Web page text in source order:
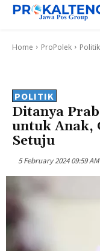
Home ProPolek Politik
POLITIK
Ditanya
untuk Anak,
Setuju
5 February 2024 09:59 AM